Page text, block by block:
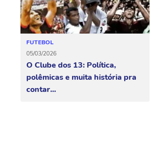
FUTEBOL
05/03/2026
O Clube dos 13: Política,
polêmicas e muita história pra
contar...